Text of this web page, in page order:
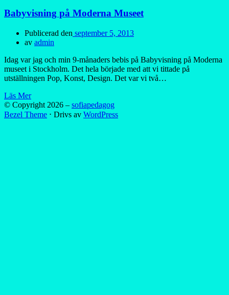
Babyvisning på Moderna Museet
Publicerad den september 5, 2013
av admin
Idag var jag och min 9-månaders bebis på Babyvisning på Moderna
museet i Stockholm. Det hela började med att vi tittade på
utställningen Pop, Konst, Design. Det var vi två…
Läs Mer
© Copyright 2026 – sofiapedagog
Bezel Theme ⋅ Drivs av WordPress